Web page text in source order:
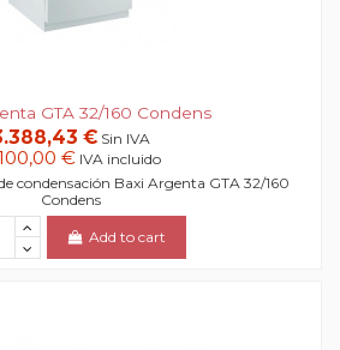
GTA 32/160 Condens
€ Sin IVA
€ IVA incluido
condensación Baxi Argenta GTA 32/160
Condens
Add to cart